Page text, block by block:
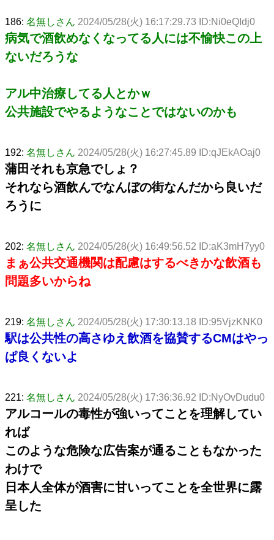
186: 名無しさん 2024/05/28(火) 16:17:29.73 ID:Ni0eQIdj0
病気で酒飲めなくなってる人には不愉快この上
ないだろうな
アル中治療してる人とかｗ
公共施設でやるようなことではないのかも
192: 名無しさん 2024/05/28(火) 16:27:45.89 ID:qJEkAOaj0
蒲田それも京急でしょ？
それなら酒飲んでなんぼの街なんだから良いだ
ろうに
202: 名無しさん 2024/05/28(火) 16:49:56.52 ID:aK3mH7yy0
まぁ公共交通機関は配慮はするべきかな飲酒も
問題多いからね
219: 名無しさん 2024/05/28(火) 17:30:13.18 ID:95VjzKNK0
駅は公共性の高さゆえ飲酒を協賛するCMはやっ
ぱ良くないよ
221: 名無しさん 2024/05/28(火) 17:36:36.92 ID:NyOvDudu0
アルコールの毒性が強いってことを理解してい
れば
このような危険な広告案が通ることもなかった
わけで
日本人全体が酒害に甘いってことを全世界に露
呈した